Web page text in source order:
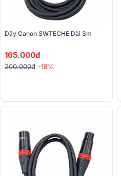
Dây Canon SWTECHE Dài 3m
165.000đ
200.000đ -18%